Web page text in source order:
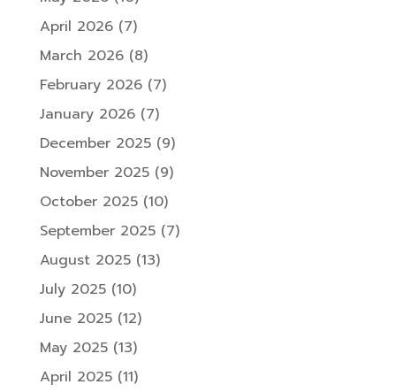
April 2026(7)
March 2026(8)
February 2026(7)
January 2026(7)
December 2025(9)
November 2025(9)
October 2025(10)
September 2025(7)
August 2025(13)
July 2025(10)
June 2025(12)
May 2025(13)
April 2025(11)